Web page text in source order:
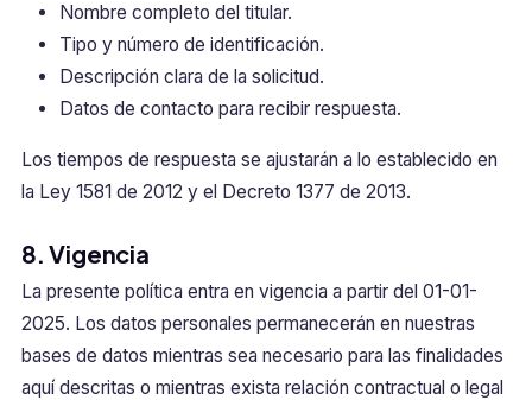
Nombre completo del titular.
Tipo y número de identificación.
Descripción clara de la solicitud.
Datos de contacto para recibir respuesta.
Los tiempos de respuesta se ajustarán a lo establecido en
la Ley 1581 de 2012 y el Decreto 1377 de 2013.
8. Vigencia
La presente política entra en vigencia a partir del 01-01-
2025. Los datos personales permanecerán en nuestras
bases de datos mientras sea necesario para las finalidades
aquí descritas o mientras exista relación contractual o legal